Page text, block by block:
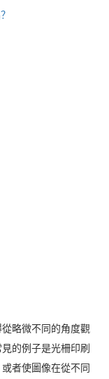
略微不同的角度觀
的例子是光柵印刷
者使圖像在從不同